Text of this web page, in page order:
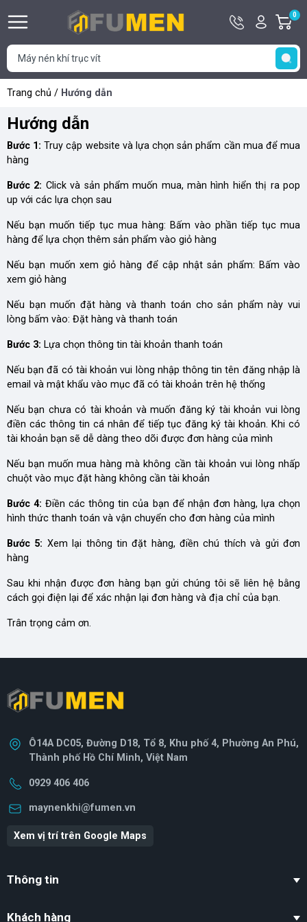
Hotline
0929
406
Tài
khoản
Hello,
Khách
0
Trang chủ / Hướng dẫn
Hướng dẫn
Bước 1: Truy cập website và lựa chọn sản phẩm cần mua để mua
hàng
Bước 2: Click và sản phẩm muốn mua, màn hình hiển thị ra pop
up với các lựa chọn sau
Nếu bạn muốn tiếp tục mua hàng: Bấm vào phần tiếp tục mua
hàng để lựa chọn thêm sản phẩm vào giỏ hàng
Nếu bạn muốn xem giỏ hàng để cập nhật sản phẩm: Bấm vào
xem giỏ hàng
Nếu bạn muốn đặt hàng và thanh toán cho sản phẩm này vui
lòng bấm vào: Đặt hàng và thanh toán
Bước 3: Lựa chọn thông tin tài khoản thanh toán
Nếu bạn đã có tài khoản vui lòng nhập thông tin tên đăng nhập là
email và mật khẩu vào mục đã có tài khoản trên hệ thống
Nếu bạn chưa có tài khoản và muốn đăng ký tài khoản vui lòng
điền các thông tin cá nhân để tiếp tục đăng ký tài khoản. Khi có
tài khoản bạn sẽ dễ dàng theo dõi được đơn hàng của mình
Nếu bạn muốn mua hàng mà không cần tài khoản vui lòng nhấp
chuột vào mục đặt hàng không cần tài khoản
Bước 4: Điền các thông tin của bạn để nhận đơn hàng, lựa chọn
hình thức thanh toán và vận chuyển cho đơn hàng của mình
Bước 5: Xem lại thông tin đặt hàng, điền chú thích và gửi đơn
hàng
Sau khi nhận được đơn hàng bạn gửi chúng tôi sẽ liên hệ bằng
cách gọi điện lại để xác nhận lại đơn hàng và địa chỉ của bạn.
Trân trọng cảm ơn.
Ô14A DC05, Đường D18, Tổ 8, Khu phố 4, Phường An Phú,
Thành phố Hồ Chí Minh, Việt Nam
0929 406 406
maynenkhi@fumen.vn
Xem vị trí trên Google Maps
Thông tin
Khách hàng